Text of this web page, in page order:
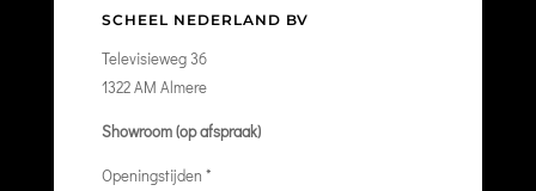
SCHEEL NEDERLAND BV
Televisieweg 36
1322 AM Almere
Showroom (op afspraak)
Openingstijden *